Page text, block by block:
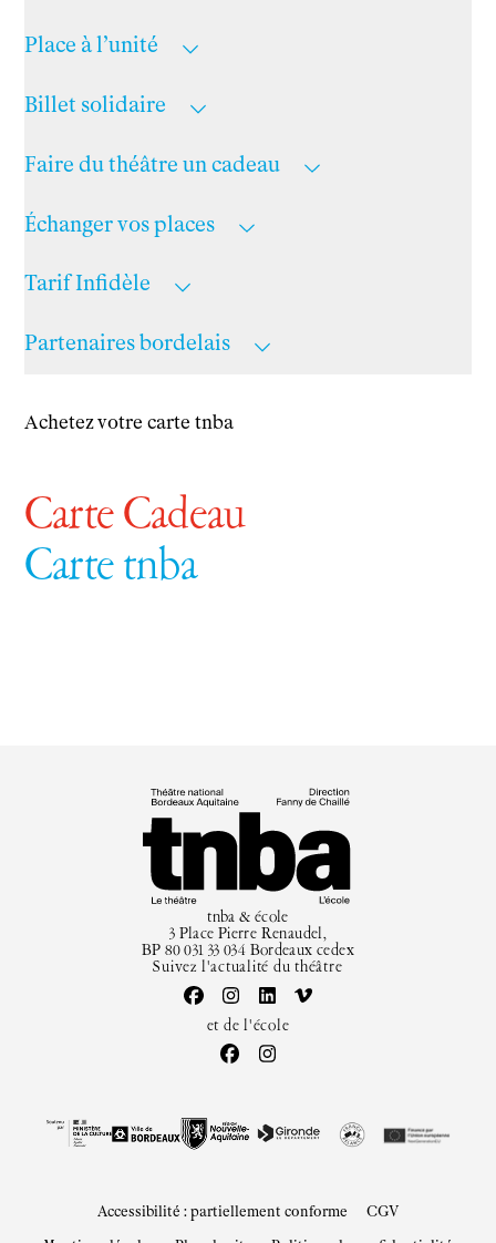
Place à l’unité
Billet solidaire
Faire du théâtre un cadeau
Échanger vos places
Tarif Infidèle
Partenaires bordelais
Achetez votre carte tnba
Carte Cadeau
Carte tnba
tnba & école
3 Place Pierre Renaudel,
BP 80 031 33 034 Bordeaux cedex
Suivez l'actualité du théâtre
et de l'école
Accessibilité : partiellement conforme CGV
Ressources pédagogiques
Actualités